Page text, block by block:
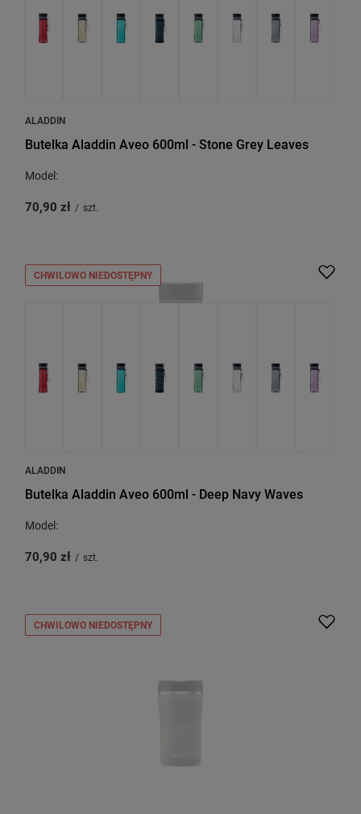
ALADDIN
Butelka Aladdin Aveo 600ml - Stone Grey Leaves
Model:
70,90 zł / szt.
CHWILOWO NIEDOSTĘPNY
ALADDIN
Butelka Aladdin Aveo 600ml - Deep Navy Waves
Model:
70,90 zł / szt.
CHWILOWO NIEDOSTĘPNY